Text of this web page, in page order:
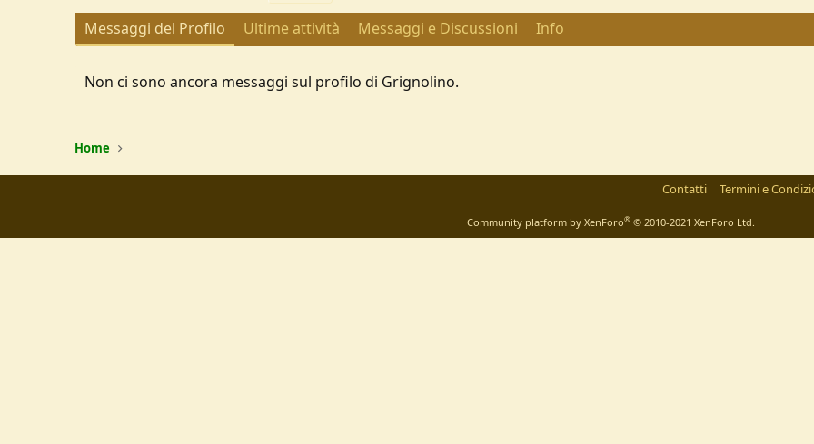
Messaggi del Profilo Ultime attività Messaggi e Discussioni Info
Non ci sono ancora messaggi sul profilo di Grignolino.
Home
Contatti Termini e
Community platform by XenForo® © 2010-2021 XenForo Ltd.